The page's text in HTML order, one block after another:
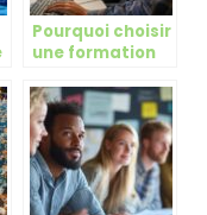
Pourquoi choisir
une formation
éligible au CPF
pour vos projets
d’architecture